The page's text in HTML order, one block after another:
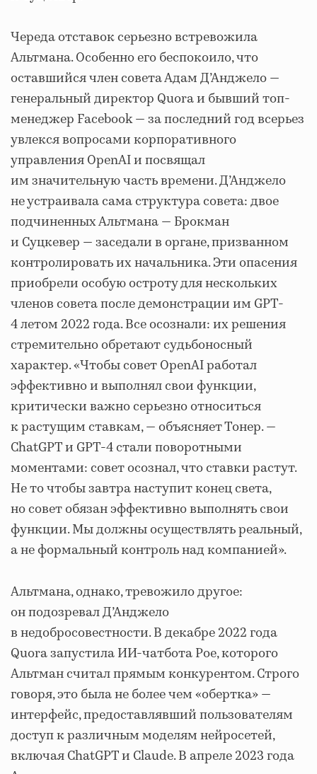
Череда отставок серьезно встревожила
Альтмана. Особенно его беспокоило, что
оставшийся член совета Адам Д’Анджело —
генеральный директор Quora и бывший топ-
менеджер Facebook — за последний год всерьез
увлекся вопросами корпоративного
управления OpenAI и посвящал
им значительную часть времени. Д’Анджело
не устраивала сама структура совета: двое
подчиненных Альтмана — Брокман
и Суцкевер — заседали в органе, призванном
контролировать их начальника. Эти опасения
приобрели особую остроту для нескольких
членов совета после демонстрации им GPT-
4 летом 2022 года. Все осознали: их решения
стремительно обретают судьбоносный
характер. «Чтобы совет OpenAI работал
эффективно и выполнял свои функции,
критически важно серьезно относиться
к растущим ставкам, — объясняет Тонер. —
ChatGPT и GPT-4 стали поворотными
моментами: совет осознал, что ставки растут.
Не то чтобы завтра наступит конец света,
но совет обязан эффективно выполнять свои
функции. Мы должны осуществлять реальный,
а не формальный контроль над компанией».
Альтмана, однако, тревожило другое:
он подозревал Д’Анджело
в недобросовестности. В декабре 2022 года
Quora запустила ИИ-чатбота Poe, которого
Альтман считал прямым конкурентом. Строго
говоря, это была не более чем «обертка» —
интерфейс, предоставлявший пользователям
доступ к различным моделям нейросетей,
включая ChatGPT и Claude. В апреле 2023 года